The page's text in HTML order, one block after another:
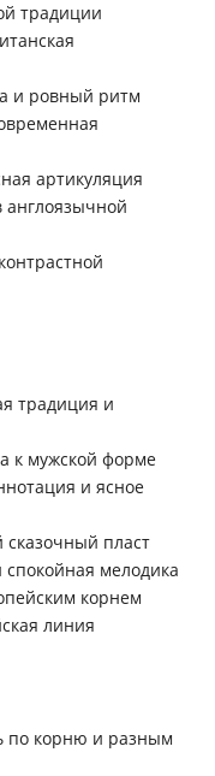
традиции
и ровный ритм
артикуляция
традиция и
к мужской форме
и ясное
сказочный пласт
мелодика
корнем
линия
по корню и разным